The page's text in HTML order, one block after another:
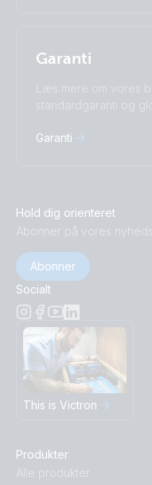
Garanti
Læs mere om vores
standardgaranti og
Garanti
Hold dig orienteret
Abonner på vores
Abonner
Socialt
This is Victron
Produkter
Alle produkter